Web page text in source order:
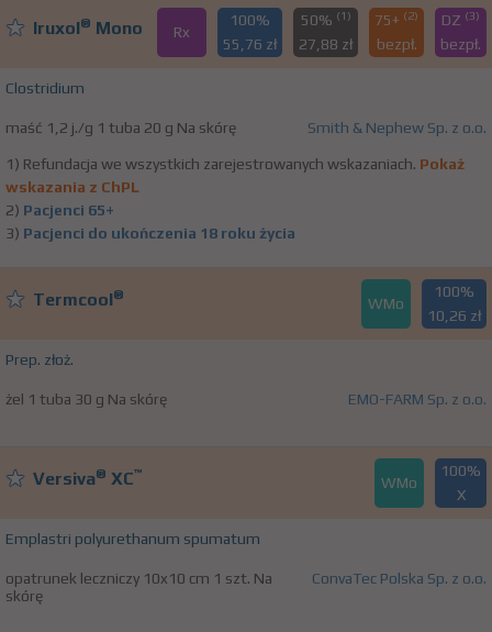
Iruxol® Mono Rx
100%
55,76 zł
50% (1)
27,88 zł
75+ (2)
bezpł.
DZ (3)
bezpł.
Clostridium
maść 1,2 j./g 1 tuba 20 g Na skórę Smith & Nephew Sp. z o.o.
1) Refundacja we wszystkich zarejestrowanych wskazaniach. Pokaż
wskazania z ChPL
2) Pacjenci 65+
3) Pacjenci do ukończenia 18 roku życia
Termcool® WMo
100%
10,26 zł
Prep. złoż.
żel 1 tuba 30 g Na skórę EMO-FARM Sp. z o.o.
Versiva® XC™ WMo
100%
X
Emplastri polyurethanum spumatum
opatrunek leczniczy 10x10 cm 1 szt. Na
skórę
ConvaTec Polska Sp. z o.o.